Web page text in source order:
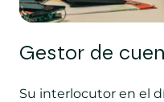
Gestor de
Su interlocutor en el